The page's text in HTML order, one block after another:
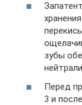
зубы
Перед
3 и